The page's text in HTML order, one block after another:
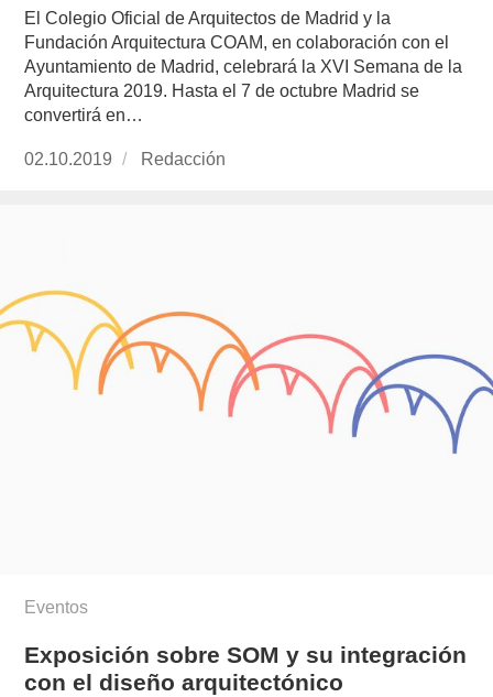
El Colegio Oficial de Arquitectos de Madrid y la
Fundación Arquitectura COAM, en colaboración con el
Ayuntamiento de Madrid, celebrará la XVI Semana de la
Arquitectura 2019. Hasta el 7 de octubre Madrid se
convertirá en…
Publicado
02.10.2019 https://www.experimenta.es/author/redaccion/
Redacción
Eventos
Exposición sobre SOM y su integración
con el diseño arquitectónico